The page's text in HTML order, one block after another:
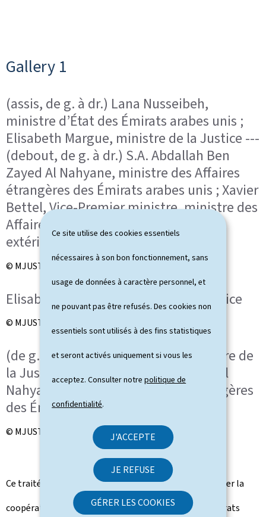
Ce site utilise des cookies essentiels
nécessaires à son bon fonctionnement, sans
usage de données à caractère personnel, et
ne pouvant pas être refusés. Des cookies non
essentiels sont utilisés à des fins statistiques
et seront activés uniquement si vous les
acceptez. Consulter notrepolitique de
confidentialité.
J'ACCEPTE
JE REFUSE
GÉRER LES COOKIES
Gallery 1
(assis, de g. à dr.) Lana Nusseibeh,
ministre d’État des Émirats arabes unis ;
Elisabeth Margue, ministre de la Justice ---
(debout, de g. à dr.) S.A. Abdallah Ben
Zayed Al Nahyane, ministre des Affaires
étrangères des Émirats arabes unis ; Xavier
Bettel, Vice-Premier ministre, ministre des
Affaires étrangères et du Commerce
extérieur
© MJUST
Elisabeth Margue, ministre de la Justice
© MJUST
(de g. à dr.) Elisabeth Margue, ministre de
la Justice ; S.A. Abdallah Ben Zayed Al
Nahyane, ministre des Affaires étrangères
des Émirats arabes unis
© MJUST
Ce traité s'inscrit dans la volonté commune de renforcer la
coopération judiciaire entre le Luxembourg et les Émirats